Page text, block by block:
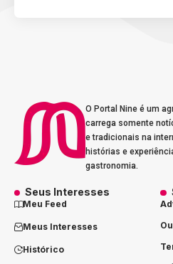
O Portal Nine é um
carrega somente
e tradicionais na
histórias e
gastronomia.
Seus Interesses
Meu Feed
Meus Interesses
Histórico